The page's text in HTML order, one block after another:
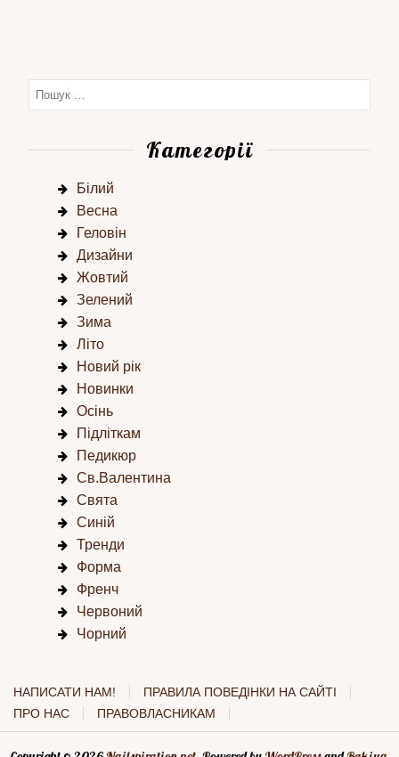
Категорії
Білий
Весна
Геловін
Дизайни
Жовтий
Зелений
Зима
Літо
Новий рік
Новинки
Осінь
Підліткам
Педикюр
Св.Валентина
Свята
Синій
Тренди
Форма
Френч
Червоний
Чорний
НАПИСАТИ НАМ!
ПРАВИЛА ПОВЕДІНКИ НА САЙТІ
ПРО НАС
ПРАВОВЛАСНИКАМ